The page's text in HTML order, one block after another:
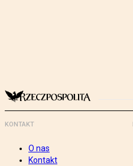
KONTAKT
O nas
Kontakt